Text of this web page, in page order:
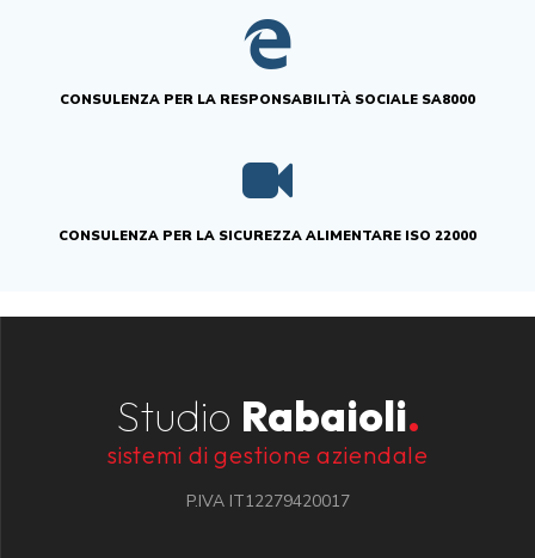
CONSULENZA PER LA RESPONSABILITÀ SOCIALE SA8000
CONSULENZA PER LA SICUREZZA ALIMENTARE ISO 22000
Studio Rabaioli.
sistemi di gestione aziendale
P.IVA IT12279420017